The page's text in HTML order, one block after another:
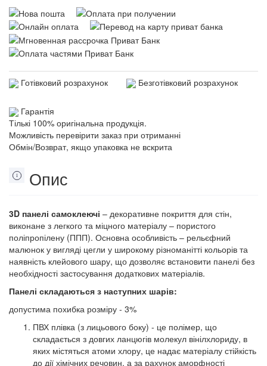
Готівковий розрахунок Безготівковий розрахунок
Гарантія
Тількі 100% оригінальна продукція.
Можливість перевірити заказ при отриманні
Обмін/Возврат, якщо упаковка не вскрита
Опис
3D панелі самоклеючі – декоративне покриття для стін,
виконане з легкого та міцного матеріалу – пористого
поліпропілену (ППП). Основна особливість – рельєфний
малюнок у вигляді цегли у широкому різноманітті кольорів та
наявність клейового шару, що дозволяє встановити панелі без
необхідності застосування додаткових матеріалів.
Панелі складаються з наступних шарів:
допустима похибка розміру - 3%
ПВХ плівка (з лицьового боку) - це полімер, що
складається з довгих ланцюгів молекул вінілхлориду, в
яких містяться атоми хлору, це надає матеріалу стійкість
до дії хімічних речовин, а за рахунок аморфності